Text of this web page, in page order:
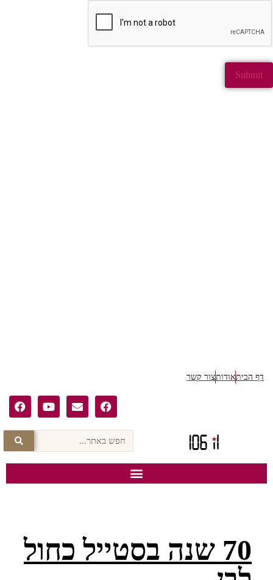
דף הביתאודותצור קשר
70 שנה בסטייל כחול